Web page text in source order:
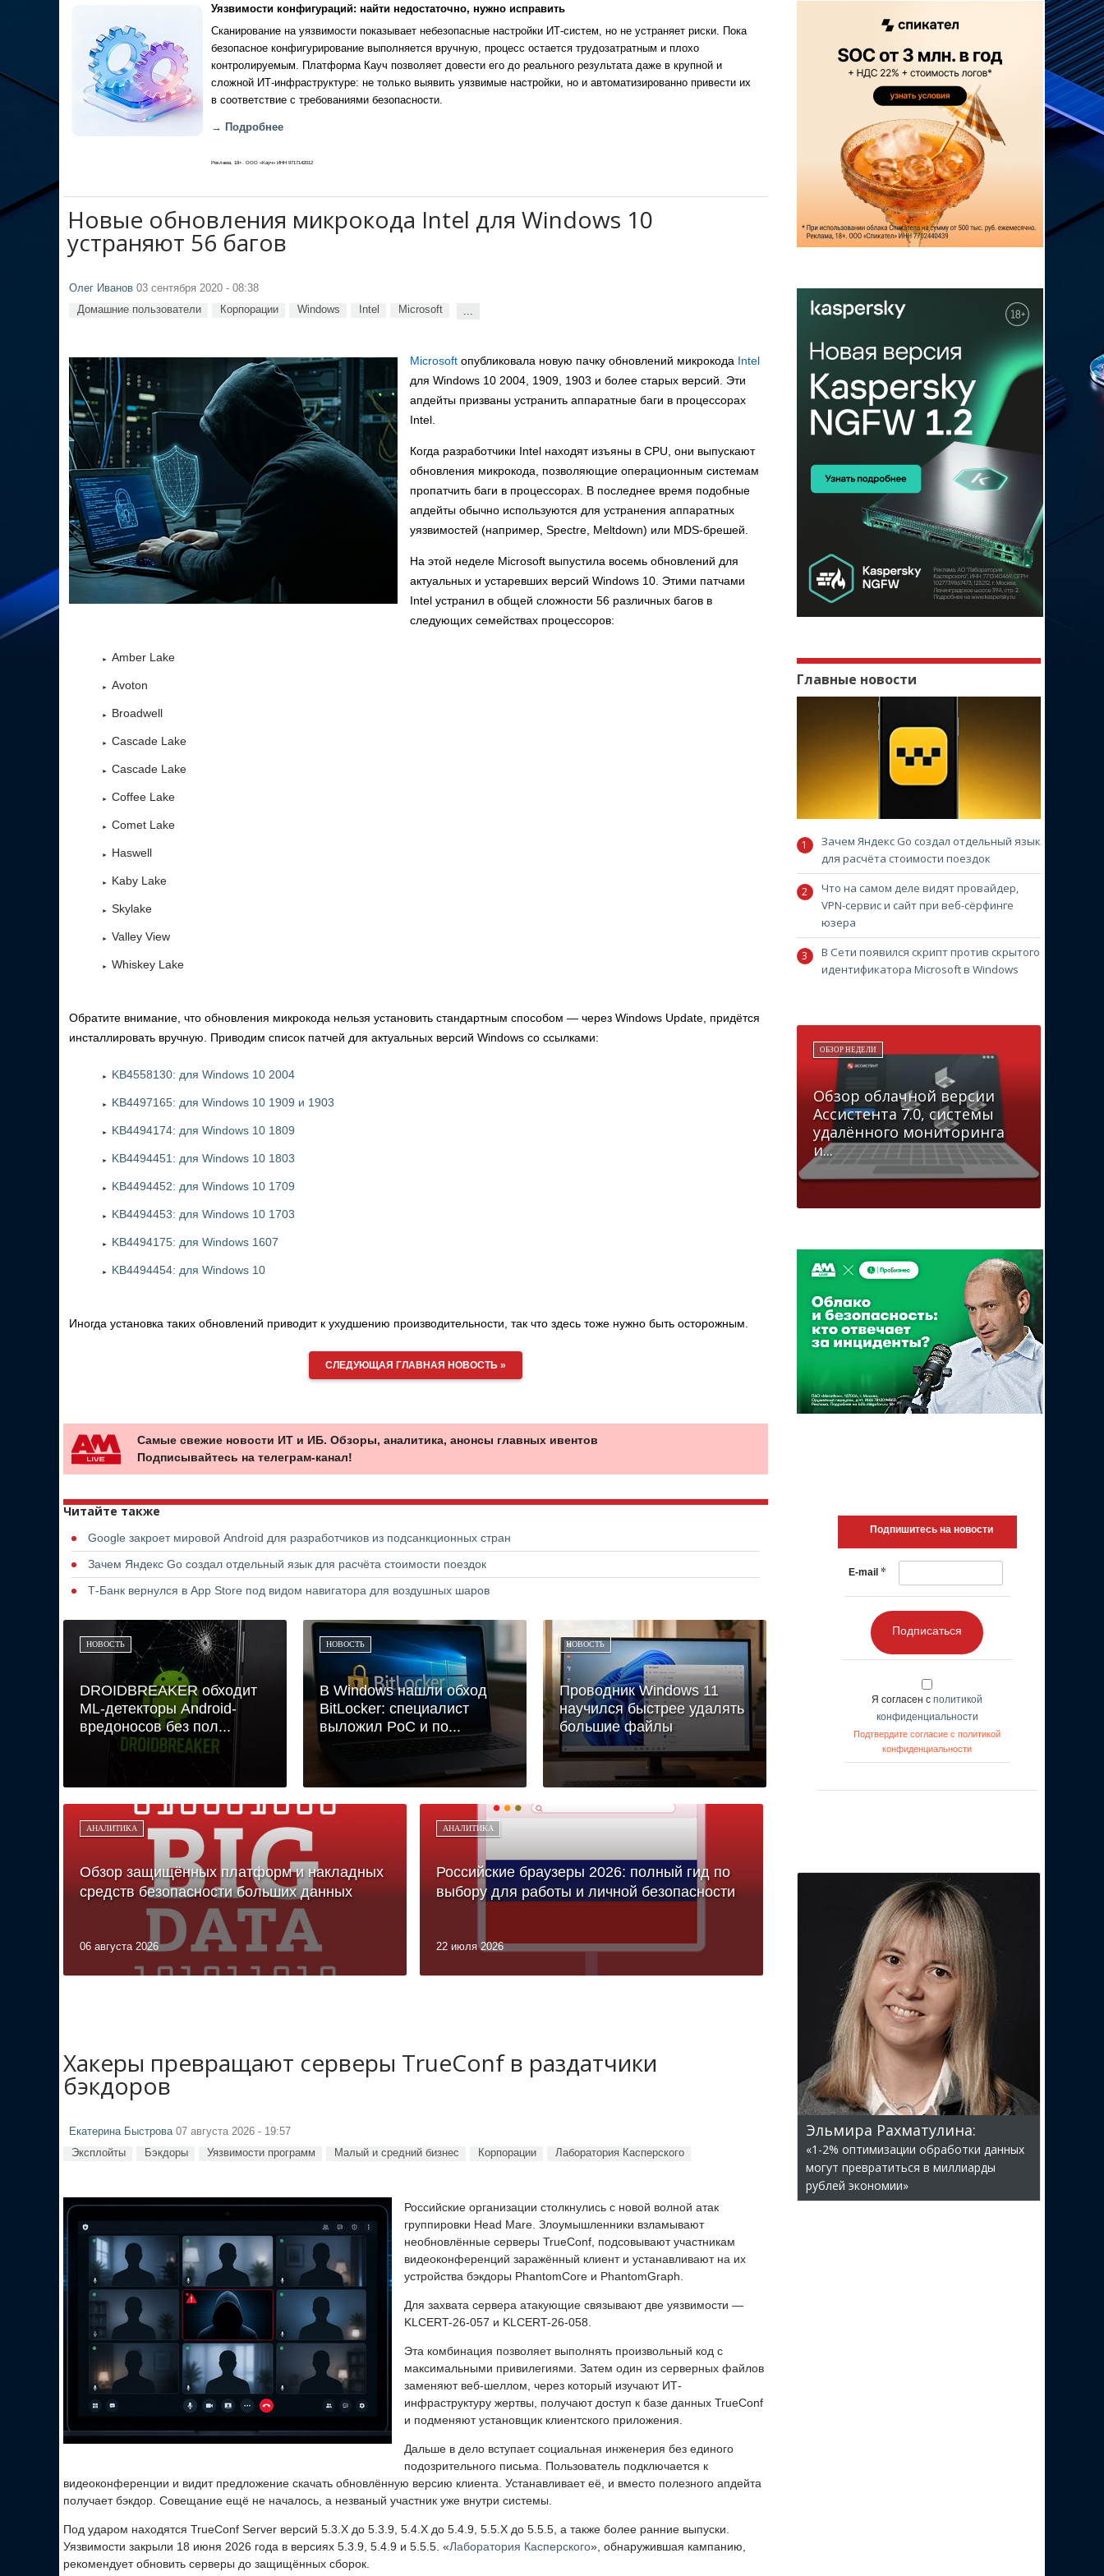
Уязвимости конфигураций: найти недостаточно, нужно исправить
Сканирование на уязвимости показывает небезопасные настройки ИТ-систем, но не устраняет риски. Пока
безопасное конфигурирование выполняется вручную, процесс остается трудозатратным и плохо
контролируемым. Платформа Кауч позволяет довести его до реального результата даже в крупной и
сложной ИТ-инфраструктуре: не только выявить уязвимые настройки, но и автоматизированно привести их
в соответствие с требованиями безопасности.
→ Подробнее
Реклама, 18+. ООО «Кауч» ИНН 9717142012
Новые обновления микрокода Intel для Windows 10
устраняют 56 багов
Олег Иванов 03 сентября 2020 - 08:38
Домашние пользователи Корпорации Windows Intel Microsoft ...
Microsoft опубликовала новую пачку обновлений микрокода Intel
для Windows 10 2004, 1909, 1903 и более старых версий. Эти
апдейты призваны устранить аппаратные баги в процессорах
Intel.
Когда разработчики Intel находят изъяны в CPU, они выпускают
обновления микрокода, позволяющие операционным системам
пропатчить баги в процессорах. В последнее время подобные
апдейты обычно используются для устранения аппаратных
уязвимостей (например, Spectre, Meltdown) или MDS-брешей.
На этой неделе Microsoft выпустила восемь обновлений для
актуальных и устаревших версий Windows 10. Этими патчами
Intel устранил в общей сложности 56 различных багов в
следующих семействах процессоров:
Amber Lake
Avoton
Broadwell
Cascade Lake
Cascade Lake
Coffee Lake
Comet Lake
Haswell
Kaby Lake
Skylake
Valley View
Whiskey Lake
Обратите внимание, что обновления микрокода нельзя установить стандартным способом — через Windows Update, придётся
инсталлировать вручную. Приводим список патчей для актуальных версий Windows со ссылками:
KB4558130: для Windows 10 2004
KB4497165: для Windows 10 1909 и 1903
KB4494174: для Windows 10 1809
KB4494451: для Windows 10 1803
KB4494452: для Windows 10 1709
KB4494453: для Windows 10 1703
KB4494175: для Windows 1607
KB4494454: для Windows 10
Иногда установка таких обновлений приводит к ухудшению производительности, так что здесь тоже нужно быть осторожным.
СЛЕДУЮЩАЯ ГЛАВНАЯ НОВОСТЬ »
Самые свежие новости ИТ и ИБ. Обзоры, аналитика, анонсы главных ивентов
Подписывайтесь на телеграм-канал!
Читайте также
Google закроет мировой Android для разработчиков из подсанкционных стран
Зачем Яндекс Go создал отдельный язык для расчёта стоимости поездок
Т-Банк вернулся в App Store под видом навигатора для воздушных шаров
НОВОСТЬ
DROIDBREAKER обходит
ML-детекторы Android-
вредоносов без пол...
НОВОСТЬ
В Windows нашли обход
BitLocker: специалист
выложил PoC и по...
НОВОСТЬ
Проводник Windows 11
научился быстрее удалять
большие файлы
АНАЛИТИКА
Обзор защищённых платформ и накладных
средств безопасности больших данных
06 августа 2026
АНАЛИТИКА
Российские браузеры 2026: полный гид по
выбору для работы и личной безопасности
22 июля 2026
Хакеры превращают серверы TrueConf в раздатчики
бэкдоров
Екатерина Быстрова 07 августа 2026 - 19:57
Эксплойты Бэкдоры Уязвимости программ Малый и средний бизнес Корпорации Лаборатория Касперского
Российские организации столкнулись с новой волной атак
группировки Head Mare. Злоумышленники взламывают
необновлённые серверы TrueConf, подсовывают участникам
видеоконференций заражённый клиент и устанавливают на их
устройства бэкдоры PhantomCore и PhantomGraph.
Для захвата сервера атакующие связывают две уязвимости —
KLCERT-26-057 и KLCERT-26-058.
Эта комбинация позволяет выполнять произвольный код с
максимальными привилегиями. Затем один из серверных файлов
заменяют веб-шеллом, через который изучают ИТ-
инфраструктуру жертвы, получают доступ к базе данных TrueConf
и подменяют установщик клиентского приложения.
Дальше в дело вступает социальная инженерия без единого
подозрительного письма. Пользователь подключается к
видеоконференции и видит предложение скачать обновлённую версию клиента. Устанавливает её, и вместо полезного апдейта
получает бэкдор. Совещание ещё не началось, а незваный участник уже внутри системы.
Под ударом находятся TrueConf Server версий 5.3.X до 5.3.9, 5.4.X до 5.4.9, 5.5.X до 5.5.5, а также более ранние выпуски.
Уязвимости закрыли 18 июня 2026 года в версиях 5.3.9, 5.4.9 и 5.5.5. «Лаборатория Касперского», обнаружившая кампанию,
рекомендует обновить серверы до защищённых сборок.
Главные новости
Зачем Яндекс Go создал отдельный язык
для расчёта стоимости поездок
Что на самом деле видят провайдер,
VPN-сервис и сайт при веб-сёрфинге
юзера
В Сети появился скрипт против скрытого
идентификатора Microsoft в Windows
ОБЗОР НЕДЕЛИ
Обзор облачной версии
Ассистента 7.0, системы
удалённого мониторинга
и...
Подпишитесь на новости
E-mail *
Подписаться
Я согласен с политикой
конфиденциальности
Подтвердите согласие с политикой
конфиденциальности
Эльмира Рахматулина:
«1-2% оптимизации обработки данных
могут превратиться в миллиарды
рублей экономии»